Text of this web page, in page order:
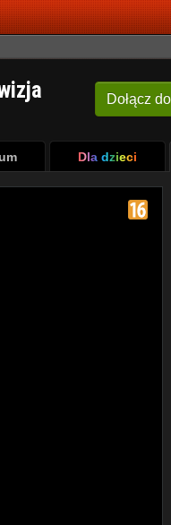
Dołącz
Dla dzieci